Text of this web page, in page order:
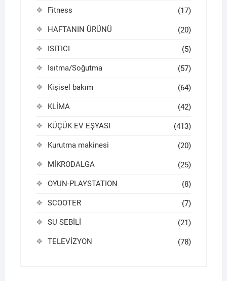
Fitness (17)
HAFTANIN ÜRÜNÜ (20)
ISITICI (5)
Isıtma/Soğutma (57)
Kişisel bakım (64)
KLİMA (42)
KÜÇÜK EV EŞYASI (413)
Kurutma makinesi (20)
MİKRODALGA (25)
OYUN-PLAYSTATION (8)
SCOOTER (7)
SU SEBİLİ (21)
TELEVİZYON (78)